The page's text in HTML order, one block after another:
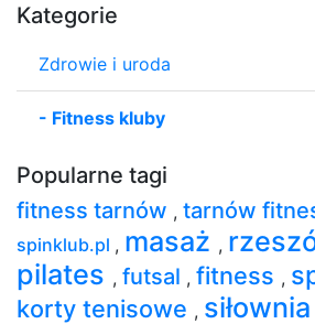
Kategorie
Zdrowie i uroda
- Fitness kluby
Popularne tagi
fitness tarnów , tarnów
spinklub.pl , masaż ,
pilates , futsal , fitness ,
korty tenisowe , siłownia